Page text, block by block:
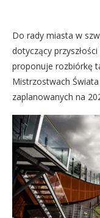
Do rady miasta w
dotyczący
proponuje rozbiórkę
Mistrzostwach
zaplanowanych na